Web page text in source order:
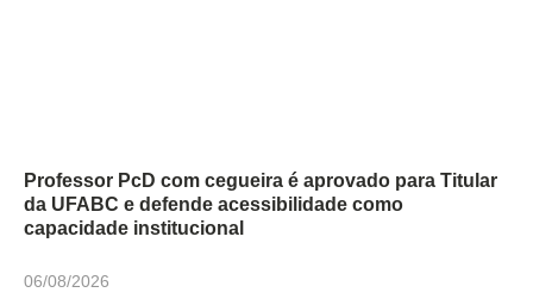
Professor PcD com cegueira é aprovado para Titular
da UFABC e defende acessibilidade como
capacidade institucional
06/08/2026